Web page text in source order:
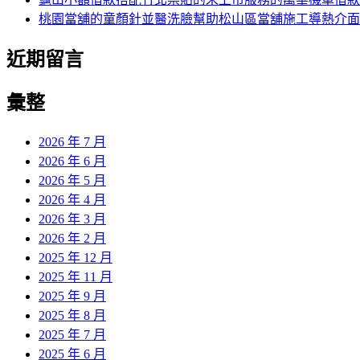
桃園當舖的童顏針並醫洗臉幫助松山區當舖施工導熱介
近期留言
彙整
2026 年 7 月
2026 年 6 月
2026 年 5 月
2026 年 4 月
2026 年 3 月
2026 年 2 月
2025 年 12 月
2025 年 11 月
2025 年 9 月
2025 年 8 月
2025 年 7 月
2025 年 6 月